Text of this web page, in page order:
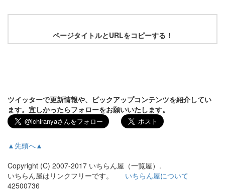
ページタイトルとURLをコピーする！
ツイッターで更新情報や、ピックアップコンテンツを紹介してい
ます。宜しかったらフォローをお願いいたします。
▲先頭へ▲
Copyright (C) 2007-2017 いちらん屋（一覧屋）.
いちらん屋はリンクフリーです。
いちらん屋について
42500736